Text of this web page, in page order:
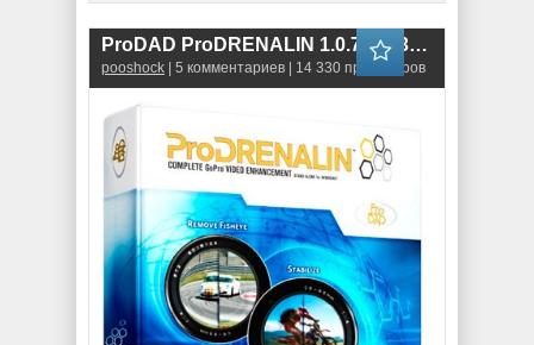
ProDAD ProDRENALIN 1.0.72.1 (32-bit\64-bit)
pooshock | 5 комментариев | 14 330 просмотров